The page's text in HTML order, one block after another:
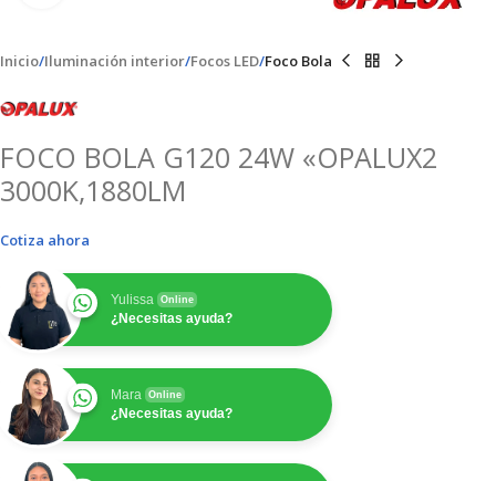
Inicio Iluminación interior Focos LED Foco Bola
FOCO BOLA G120 24W «OPALUX2
3000K,1880LM
Cotiza ahora
Yulissa Online
¿Necesitas ayuda?
Mara Online
¿Necesitas ayuda?